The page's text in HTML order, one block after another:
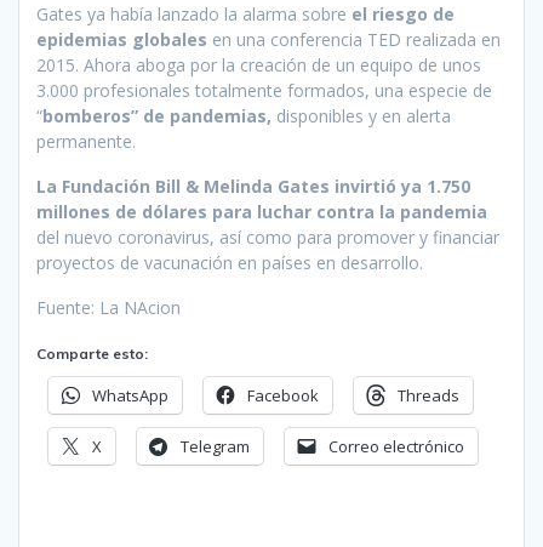
Gates ya había lanzado la alarma sobre el riesgo de
epidemias globales en una conferencia TED realizada en
2015. Ahora aboga por la creación de un equipo de unos
3.000 profesionales totalmente formados, una especie de
“bomberos” de pandemias, disponibles y en alerta
permanente.
La Fundación Bill & Melinda Gates invirtió ya 1.750
millones de dólares para luchar contra la pandemia
del nuevo coronavirus, así como para promover y financiar
proyectos de vacunación en países en desarrollo.
Fuente: La NAcion
Comparte esto:
WhatsApp Facebook Threads
X Telegram Correo electrónico